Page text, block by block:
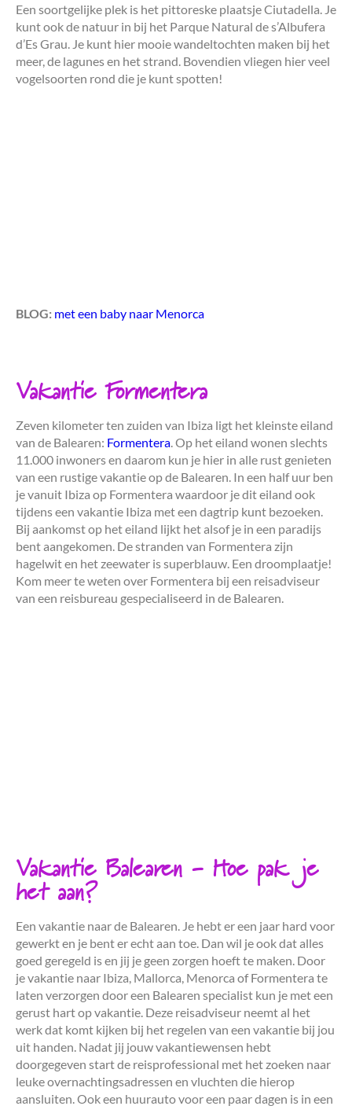
Een soortgelijke plek is het pittoreske plaatsje Ciutadella. Je
kunt ook de natuur in bij het Parque Natural de s’Albufera
d’Es Grau. Je kunt hier mooie wandeltochten maken bij het
meer, de lagunes en het strand. Bovendien vliegen hier veel
vogelsoorten rond die je kunt spotten!
BLOG: met een baby naar Menorca
Vakantie Formentera
Zeven kilometer ten zuiden van Ibiza ligt het kleinste eiland
van de Balearen: Formentera . Op het eiland wonen slechts
11.000 inwoners en daarom kun je hier in alle rust genieten
van een rustige vakantie op de Balearen. In een half uur ben
je vanuit Ibiza op Formentera waardoor je dit eiland ook
tijdens een vakantie Ibiza met een dagtrip kunt bezoeken.
Bij aankomst op het eiland lijkt het alsof je in een paradijs
bent aangekomen. De stranden van Formentera zijn
hagelwit en het zeewater is superblauw. Een droomplaatje!
Kom meer te weten over Formentera bij een reisadviseur
van een reisbureau gespecialiseerd in de Balearen.
Vakantie Balearen - Hoe pak je
het aan?
Een vakantie naar de Balearen. Je hebt er een jaar hard voor
gewerkt en je bent er echt aan toe. Dan wil je ook dat alles
goed geregeld is en jij je geen zorgen hoeft te maken. Door
je vakantie naar Ibiza, Mallorca, Menorca of Formentera te
laten verzorgen door een Balearen specialist kun je met een
gerust hart op vakantie. Deze reisadviseur neemt al het
werk dat komt kijken bij het regelen van een vakantie bij jou
uit handen. Nadat jij jouw vakantiewensen hebt
doorgegeven start de reisprofessional met het zoeken naar
leuke overnachtingsadressen en vluchten die hierop
aansluiten. Ook een huurauto voor een paar dagen is in een